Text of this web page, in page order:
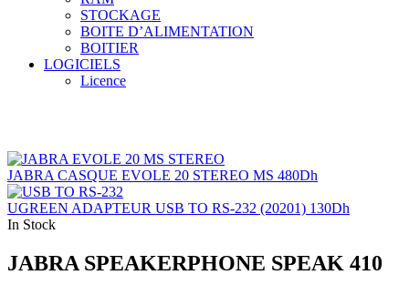
STOCKAGE
BOITE D’ALIMENTATION
BOITIER
LOGICIELS
Licence
JABRA CASQUE EVOLE 20 STEREO MS 480Dh
UGREEN ADAPTEUR USB TO RS-232 (20201) 130Dh
In Stock
JABRA SPEAKERPHONE SPEAK 410